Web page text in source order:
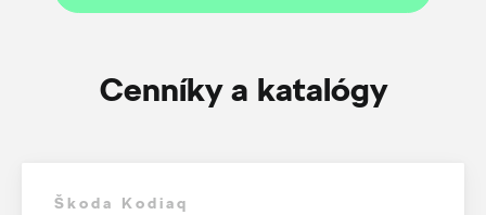
Cenníky a katalógy
Škoda Kodiaq